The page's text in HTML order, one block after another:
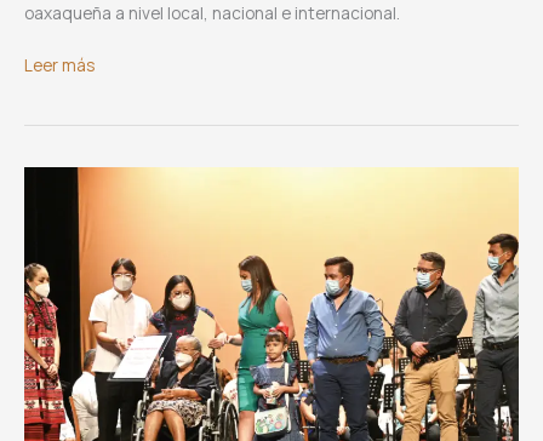
oaxaqueña a nivel local, nacional e internacional.
Jaquelina
Recibe
Leer más